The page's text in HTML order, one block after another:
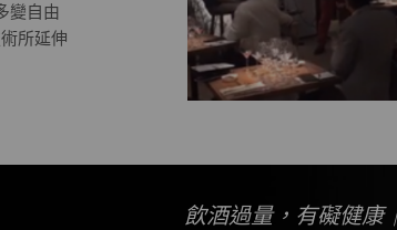
變自由
所延伸
飲酒過量，有礙健康